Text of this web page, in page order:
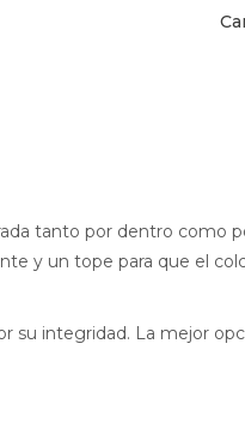
tanto por dentro como
y un tope para que el
integridad. La mejor